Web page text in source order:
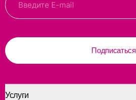
Подписаться
Услуги